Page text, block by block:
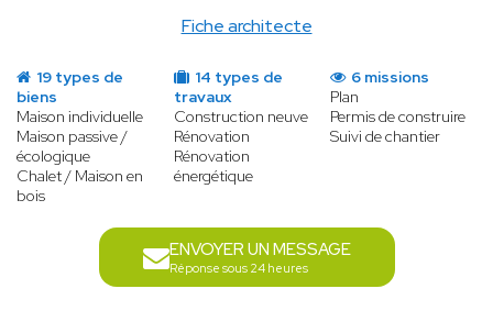
Fiche architecte
19 types de
biens
Maison individuelle
Maison passive /
écologique
Chalet / Maison en
bois
14 types de
travaux
Construction neuve
Rénovation
Rénovation
énergétique
6 missions
Plan
Permis de construire
Suivi de chantier
ENVOYER UN MESSAGE
Réponse sous 24 heures